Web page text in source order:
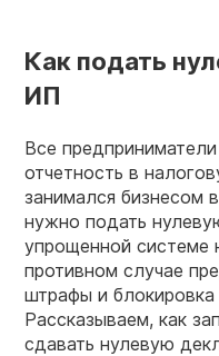
Как подать
ИП
Все
отчетность в
занимался бизнесом
нужно подать
упрощенной
противном случае
штрафы и блокировка
Рассказываем, как
сдавать нулевую